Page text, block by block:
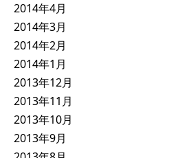
2014年4月
2014年3月
2014年2月
2014年1月
2013年12月
2013年11月
2013年10月
2013年9月